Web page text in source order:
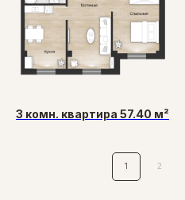
3 комн. квартира 57.40 м²
1 2